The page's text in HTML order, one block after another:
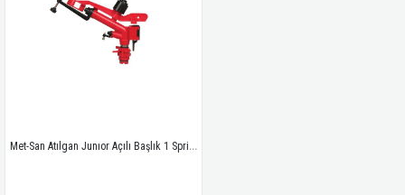
Met-San Atılgan Junıor Açılı Başlık 1 Sprink